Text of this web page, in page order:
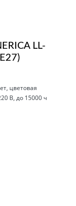
LL-
цветовая
В, до 15000 ч